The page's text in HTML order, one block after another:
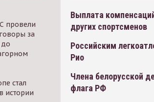
провели
за
до
стал
истории
Выплата
других спортсменов
Российским
Рио
Члена белорусской
флага РФ